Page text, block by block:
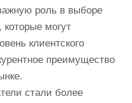
роль в выборе
могут
клиентского
преимущество
стали более